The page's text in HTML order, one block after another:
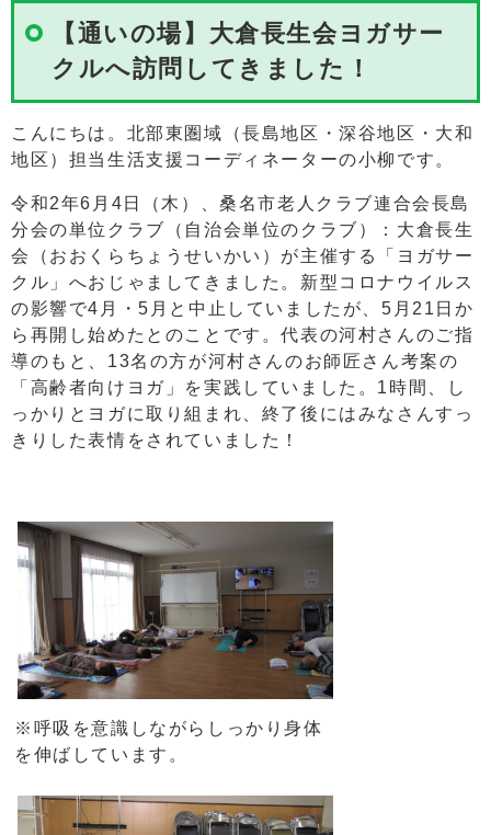
【通いの場】大倉長生会ヨガサー
クルへ訪問してきました！
こんにちは。北部東圏域（長島地区・深谷地区・大和
地区）担当生活支援コーディネーターの小柳です。
令和2年6月4日（木）、桑名市老人クラブ連合会長島
分会の単位クラブ（自治会単位のクラブ）：大倉長生
会（おおくらちょうせいかい）が主催する「ヨガサー
クル」へおじゃましてきました。新型コロナウイルス
の影響で4月・5月と中止していましたが、5月21日か
ら再開し始めたとのことです。代表の河村さんのご指
導のもと、13名の方が河村さんのお師匠さん考案の
「高齢者向けヨガ」を実践していました。1時間、し
っかりとヨガに取り組まれ、終了後にはみなさんすっ
きりした表情をされていました！
※呼吸を意識しながらしっかり身体
を伸ばしています。